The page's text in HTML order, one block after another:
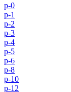
p-0
p-1
p-2
p-3
p-4
p-5
p-6
p-8
p-10
p-12